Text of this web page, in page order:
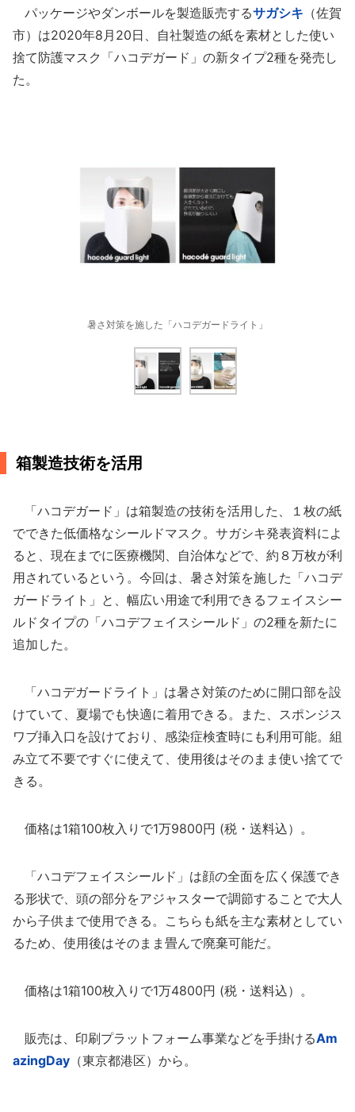
パッケージやダンボールを製造販売するサガシキ （佐賀
市）は2020年8月20日、自社製造の紙を素材とした使い
捨て防護マスク「ハコデガード」の新タイプ2種を発売し
た。
暑さ対策を施した「ハコデガードライト」
箱製造技術を活用
「ハコデガード」は箱製造の技術を活用した、１枚の紙
でできた低価格なシールドマスク。サガシキ発表資料によ
ると、現在までに医療機関、自治体などで、約８万枚が利
用されているという。今回は、暑さ対策を施した「ハコデ
ガードライト」と、幅広い用途で利用できるフェイスシー
ルドタイプの「ハコデフェイスシールド」の2種を新たに
追加した。
「ハコデガードライト」は暑さ対策のために開口部を設
けていて、夏場でも快適に着用できる。また、スポンジス
ワブ挿入口を設けており、感染症検査時にも利用可能。組
み立て不要ですぐに使えて、使用後はそのまま使い捨てで
きる。
価格は1箱100枚入りで1万9800円 (税・送料込）。
「ハコデフェイスシールド」は顔の全面を広く保護でき
る形状で、頭の部分をアジャスターで調節することで大人
から子供まで使用できる。こちらも紙を主な素材としてい
るため、使用後はそのまま畳んで廃棄可能だ。
価格は1箱100枚入りで1万4800円 (税・送料込）。
販売は、印刷プラットフォーム事業などを手掛けるAm
azingDay （東京都港区）から。